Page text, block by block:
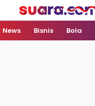
News Bisnis Bola